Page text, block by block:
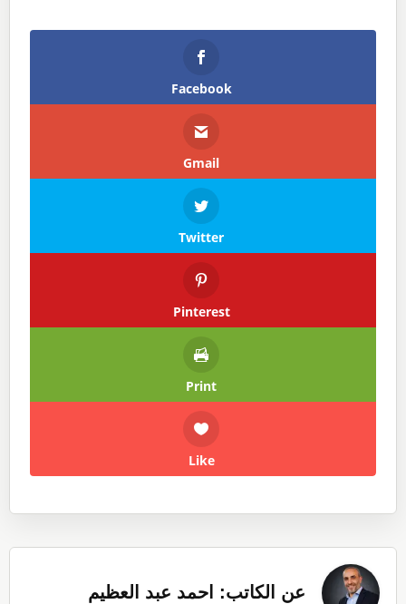
Facebook
Gmail
Twitter
Pinterest
Print
Like
عن الكاتب: احمد عبد العظيم